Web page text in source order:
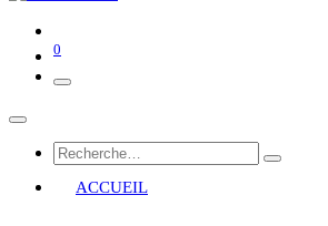
0
ACCUEIL